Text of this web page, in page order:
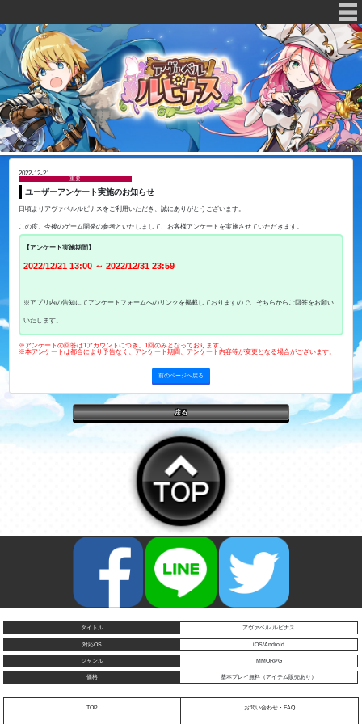
2022-12-21
重要
ユーザーアンケート実施のお知らせ
日頃よりアヴァベルルピナスをご利用いただき、誠にありがとうございます。
この度、今後のゲーム開発の参考といたしまして、お客様アンケートを実施させていただきます。
【アンケート実施期間】
2022/12/21 13:00 ～ 2022/12/31 23:59
※アプリ内の告知にてアンケートフォームへのリンクを掲載しておりますので、そちらからご回答をお願い
いたします。
※アンケートの回答は1アカウントにつき、1回のみとなっております。
※本アンケートは都合により予告なく、アンケート期間、アンケート内容等が変更となる場合がございます。
前のページへ戻る
戻る
タイトル アヴァベル ルピナス
対応OS iOS/Android
ジャンル MMORPG
価格 基本プレイ無料（アイテム販売あり）
TOP お問い合わせ・FAQ